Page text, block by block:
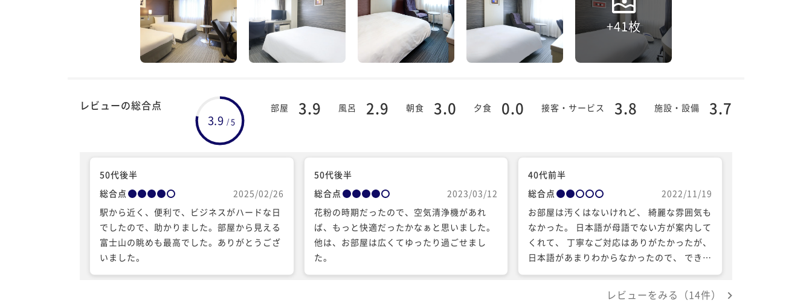
+41枚
レビューの総合点
3.9 /5
部屋 3.9 風呂 2.9 朝食 3.0 夕食 0.0 接客・サービス 3.8 施設・設備 3.7
50代後半
総合点
2025/02/26
駅から近く、便利で、ビジネスがハードな日
でしたので、助かりました。部屋から見える
富士山の眺めも最高でした。ありがとうござ
いました。
50代後半
総合点
2023/03/12
花粉の時期だったので、空気清浄機があれ
ば、もっと快適だったかなぁと思いました。
他は、お部屋は広くてゆったり過ごせまし
た。
40代前半
総合点
2022/11/19
お部屋は汚くはないけれど、 綺麗な雰囲気も
なかった。 日本語が母語でない方が案内して
くれて、 丁寧なご対応はありがたかったが、
日本語があまりわからなかったので、 できれ
ば英語の方が理解できたと思う。
レビューをみる（14件）